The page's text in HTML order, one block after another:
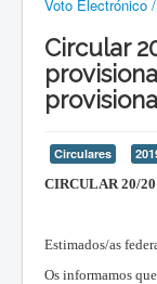
Voto Electrónico
Circular
Circulares
CIRCULAR 20/
Estimados/as
Os informamos